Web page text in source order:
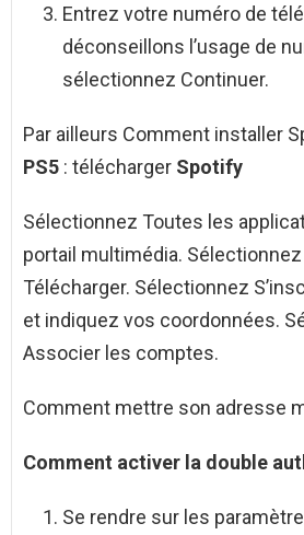
Entrez votre numéro de
déconseillons l’usage de
sélectionnez Continuer.
Par ailleurs Comment installer
PS5 : télécharger Spotify
Sélectionnez Toutes les
portail multimédia. Sélectionnez
Télécharger. Sélectionnez
et indiquez vos coordonnées.
Associer les comptes.
Comment mettre son adresse
Comment activer la double
Se rendre sur les